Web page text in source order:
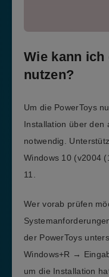
Wie kann ich
nutzen?
Um die PowerToys
Installation über den
notwendig.
Windows 10 (v2004
11.
Wer vorab prüfen
der PowerToys
Windows+R →
um die Installation